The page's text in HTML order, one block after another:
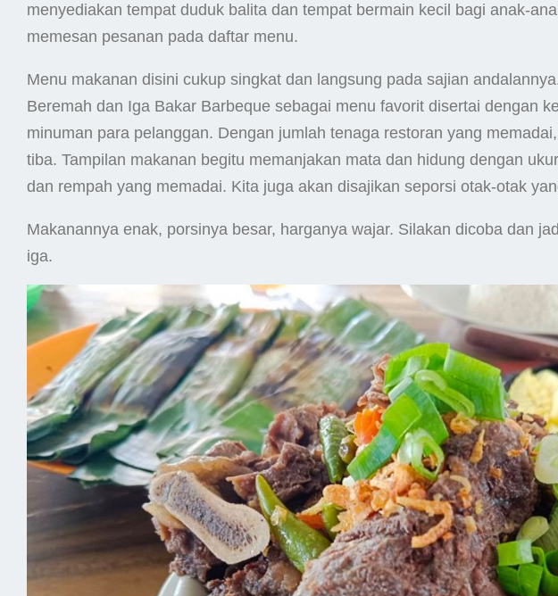
menyediakan tempat duduk balita dan tempat bermain kecil bagi anak-
memesan pesanan pada daftar menu.
Menu makanan disini cukup singkat dan langsung pada sajian
Beremah dan Iga Bakar Barbeque sebagai menu favorit disertai dengan
minuman para pelanggan. Dengan jumlah tenaga restoran yang
tiba. Tampilan makanan begitu memanjakan mata dan hidung dengan
dan rempah yang memadai. Kita juga akan disajikan seporsi otak-otak
Makanannya enak, porsinya besar, harganya wajar. Silakan dicoba dan
iga.